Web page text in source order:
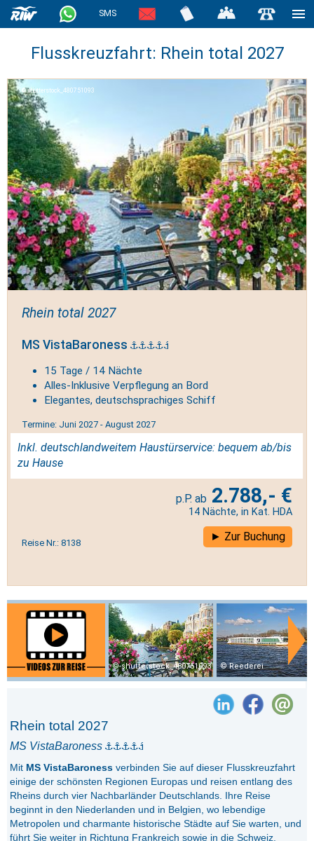
SMS
Flusskreuzfahrt: Rhein total 2027
shutterstock_480751093
Rhein total 2027
MS VistaBaroness
15 Tage / 14 Nächte
Alles-Inklusive Verpflegung an Bord
Elegantes, deutschsprachiges Schiff
Termine: Juni 2027 - August 2027
Inkl. deutschlandweitem Haustürservice: bequem ab/bis
zu Hause
2.788,- €
14 Nächte, in Kat. HDA
Reise Nr.: 8138 Zur Buchung
shutterstock_480751093 Reederei
Rhein total 2027
MS VistaBaroness
Mit MS VistaBaroness verbinden Sie auf dieser Flusskreuzfahrt
einige der schönsten Regionen Europas und reisen entlang des
Rheins durch vier Nachbarländer Deutschlands. Ihre Reise
beginnt in den Niederlanden und in Belgien, wo lebendige
Metropolen und charmante historische Städte auf Sie warten, und
führt Sie weiter in Richtung Frankreich sowie in die Schweiz.